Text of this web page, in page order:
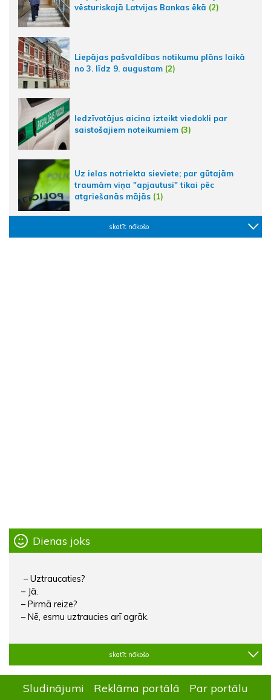
vēsturiskajā Latvijas Bankas ēkā (2)
Liepājas pašvaldības notikumu plāns laikā
no 3. līdz 9. augustam (2)
Iedzīvotājus aicina izteikt viedokli par
saistošajiem noteikumiem (3)
Uz ielas notriekta sieviete; par gūtajām
traumām viņa "apjautusi" tikai pēc
atgriešanās mājās (1)
skatīt nākošo
Dienas joks
– Uztraucaties?
– Jā.
– Pirmā reize?
– Nē, esmu uztraucies arī agrāk.
skatīt nākošo
Sludinājumi Reklāma portālā Par portālu